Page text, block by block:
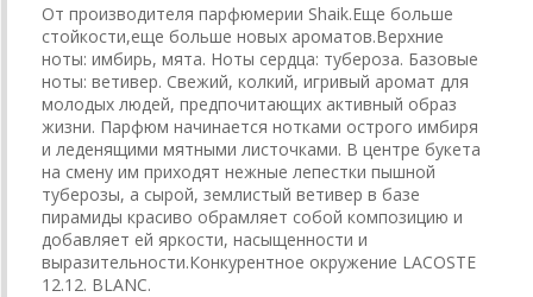
От производителя парфюмерии Shaik.Еще больше
стойкости,еще больше новых ароматов.Верхние
ноты: имбирь, мята. Ноты сердца: тубероза. Базовые
ноты: ветивер. Свежий, колкий, игривый аромат для
молодых людей, предпочитающих активный образ
жизни. Парфюм начинается нотками острого имбиря
и леденящими мятными листочками. В центре букета
на смену им приходят нежные лепестки пышной
туберозы, а сырой, землистый ветивер в базе
пирамиды красиво обрамляет собой композицию и
добавляет ей яркости, насыщенности и
выразительности.Конкурентное окружение LACOSTE
12.12. BLANC.